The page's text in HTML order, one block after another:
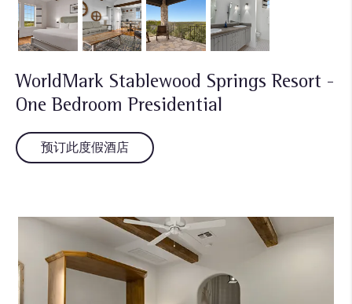
WorldMark Stablewood Springs Resort -
One Bedroom Presidential
预订此度假酒店